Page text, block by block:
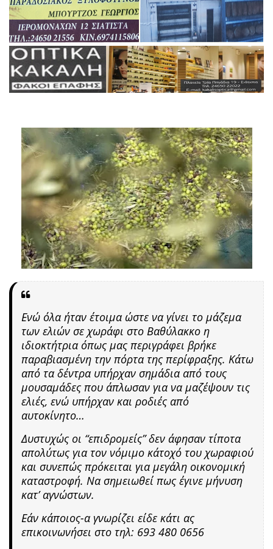
Ενώ όλα ήταν έτοιμα ώστε να γίνει το μάζεμα
των ελιών σε χωράφι στο Βαθύλακκο η
ιδιοκτήτρια όπως μας περιγράφει βρήκε
παραβιασμένη την πόρτα της περίφραξης. Κάτω
από τα δέντρα υπήρχαν σημάδια από τους
μουσαμάδες που άπλωσαν για να μαζέψουν τις
ελιές, ενώ υπήρχαν και ροδιές από
αυτοκίνητο…
Δυστυχώς οι “επιδρομείς” δεν άφησαν τίποτα
απολύτως για τον νόμιμο κάτοχό του χωραφιού
και συνεπώς πρόκειται για μεγάλη οικονομική
καταστροφή. Να σημειωθεί πως έγινε μήνυση
κατ’ αγνώστων.
Εάν κάποιος-α γνωρίζει είδε κάτι ας
επικοινωνήσει στο τηλ: 693 480 0656